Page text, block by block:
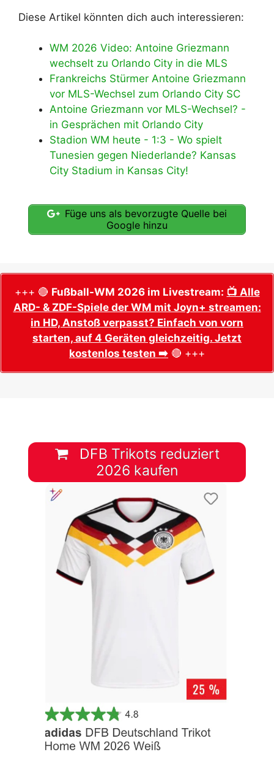
Diese Artikel könnten dich auch interessieren:
WM 2026 Video: Antoine Griezmann
wechselt zu Orlando City in die MLS
Frankreichs Stürmer Antoine Griezmann
vor MLS-Wechsel zum Orlando City SC
Antoine Griezmann vor MLS-Wechsel? -
in Gesprächen mit Orlando City
Stadion WM heute - 1:3 - Wo spielt
Tunesien gegen Niederlande? Kansas
City Stadium in Kansas City!
Füge uns als bevorzugte Quelle bei
Google hinzu
+++ 🔴 Fußball-WM 2026 im Livestream: 📺 Alle
ARD- & ZDF-Spiele der WM mit Joyn+ streamen:
in HD, Anstoß verpasst? Einfach von vorn
starten, auf 4 Geräten gleichzeitig. Jetzt
kostenlos testen ➡️ 🔴 +++
DFB Trikots reduziert
2026 kaufen